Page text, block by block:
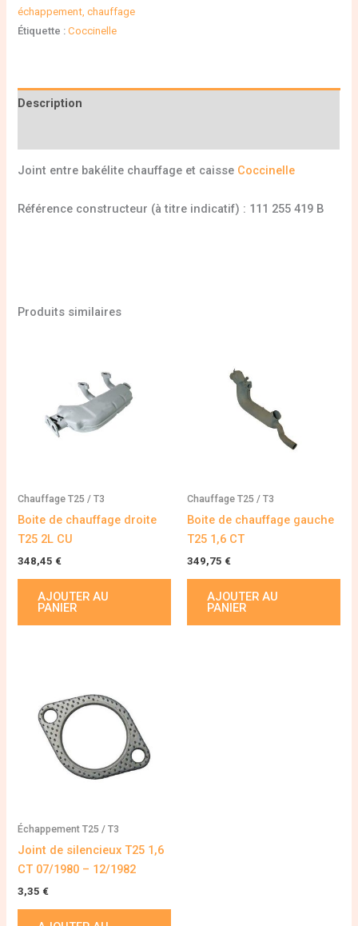
échappement, chauffage
Étiquette :Coccinelle
Description
Joint entre bakélite chauffage et caisse Coccinelle
Référence constructeur (à titre indicatif) : 111 255 419 B
Produits similaires
Chauffage T25 / T3
Boite de chauffage droite
T25 2L CU
348,45 €
AJOUTER AU
PANIER
Chauffage T25 / T3
Boite de chauffage gauche
T25 1,6 CT
349,75 €
AJOUTER AU
PANIER
Échappement T25 / T3
Joint de silencieux T25 1,6
CT 07/1980 – 12/1982
3,35 €